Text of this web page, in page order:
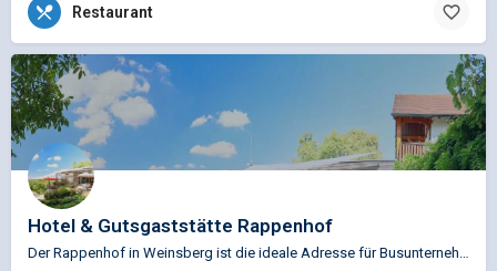
Restaurant
Hotel & Gutsgaststätte Rappenhof